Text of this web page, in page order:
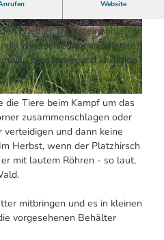
|CC-BY-SA
© Annika Kolken / Das Bergische | KI-optimier
t | CC-BY-SA
Website
Spaziergang mit dem
und Damwild verbinden.
Wiehler Tropfsteinhöhle,
in verschiedenen Gehegen
bestaunen und in Aktion
die Tiere beim Kampf um das
zusammenschlagen oder
und dann keine
Herbst, wenn der Platzhirsch
mit lautem Röhren - so laut,
mitbringen und es in kleinen
vorgesehenen Behälter